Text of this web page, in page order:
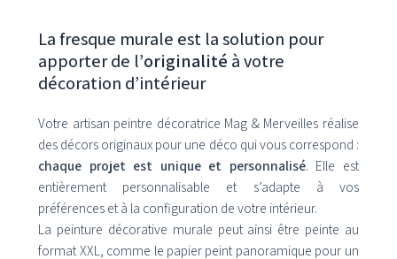
La fresque murale est la solution pour
apporter de l’originalité à votre
décoration d’intérieur
Votre artisan peintre décoratrice Mag & Merveilles réalise
des décors originaux pour une déco qui vous correspond :
chaque projet est unique et personnalisé. Elle est
entièrement personnalisable et s’adapte à vos
préférences et à la configuration de votre intérieur.
La peinture décorative murale peut ainsi être peinte au
format XXL, comme le papier peint panoramique pour un